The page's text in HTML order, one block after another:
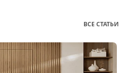
ВСЕ СТАТЬИ